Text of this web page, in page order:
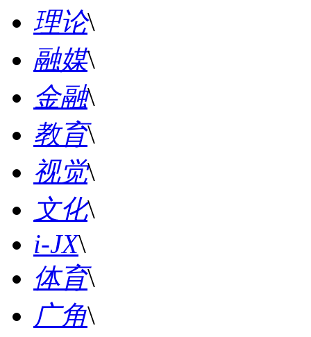
理论\
融媒\
金融\
教育\
视觉\
文化\
i-JX\
体育\
广角\